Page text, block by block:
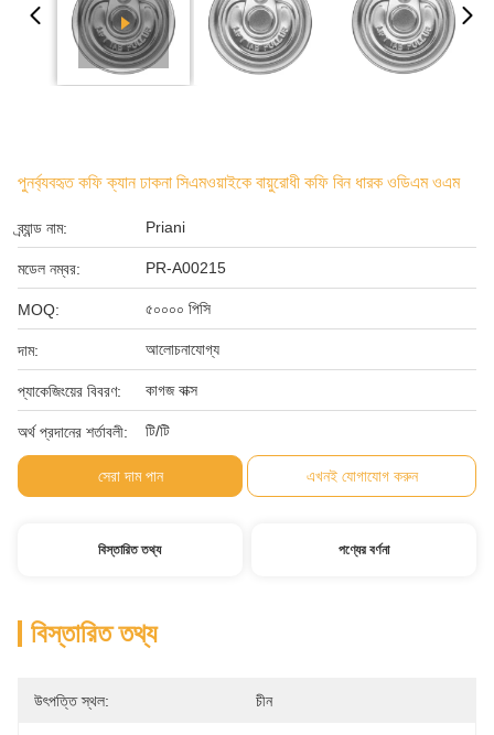
পুনর্ব্যবহৃত কফি ক্যান ঢাকনা সিএমওয়াইকে বায়ুরোধী কফি বিন ধারক ওডিএম ওএম
ব্র্যান্ড নাম: Priani
মডেল নম্বর: PR-A00215
MOQ: ৫০০০০ পিসি
দাম: আলোচনাযোগ্য
প্যাকেজিংয়ের বিবরণ: কাগজ বাক্স
অর্থ প্রদানের শর্তাবলী: টি/টি
সেরা দাম পান এখনই যোগাযোগ করুন
বিস্তারিত তথ্য পণ্যের বর্ণনা
বিস্তারিত তথ্য
উৎপত্তি স্থল: চীন